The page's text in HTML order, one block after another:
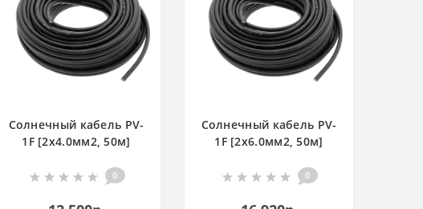
Солнечный кабель PV-
1F [2x4.0мм2, 50м]
0
Солнечный кабель PV-
1F [2x6.0мм2, 50м]
0